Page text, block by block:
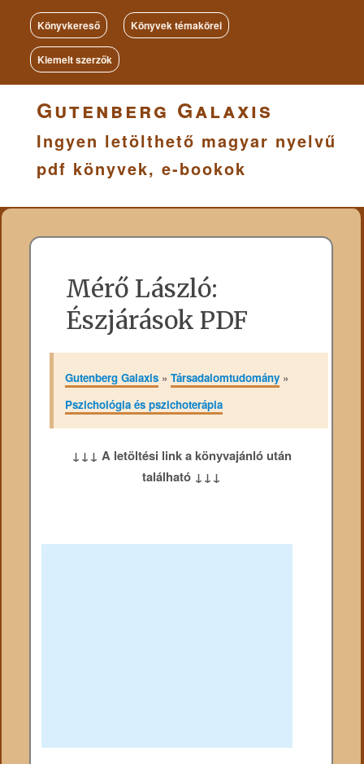
Könyvkereső Könyvek témakörei
Kiemelt szerzők
Gutenberg Galaxis
Ingyen letölthető magyar nyelvű
pdf könyvek, e-bookok
Mérő László:
Észjárások PDF
Gutenberg Galaxis» Társadalomtudomány»
Pszichológia és pszichoterápia
↓↓↓ A letöltési link a könyvajánló után
található ↓↓↓